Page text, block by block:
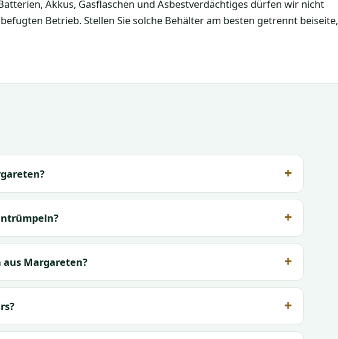
Akkus, Gasflaschen und Asbestverdächtiges dürfen wir nicht
Betrieb. Stellen Sie solche Behälter am besten getrennt beiseite,
Margareten?